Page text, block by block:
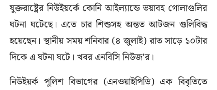
যুক্তরাষ্ট্রের নিউইয়র্কে কোনি আইল্যান্ডে ভয়াবহ গোলাগুলির
ঘটনা ঘটেছে। এতে চার শিশুসহ অন্তত আটজন গুলিবিদ্ধ
হয়েছেন। স্থানীয় সময় শনিবার (৪ জুলাই) রাত সাড়ে ১০টার
দিকে এ ঘটনা ঘটে। খবর এনবিসি নিউজ’র।
নিউইয়র্ক পুলিশ বিভাগের (এনওয়াইপিডি) এক বিবৃতিতে